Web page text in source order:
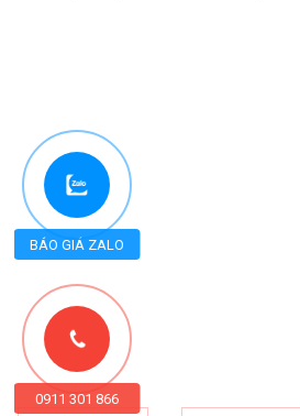
0911 301 866
BÁO GIÁ ZALO